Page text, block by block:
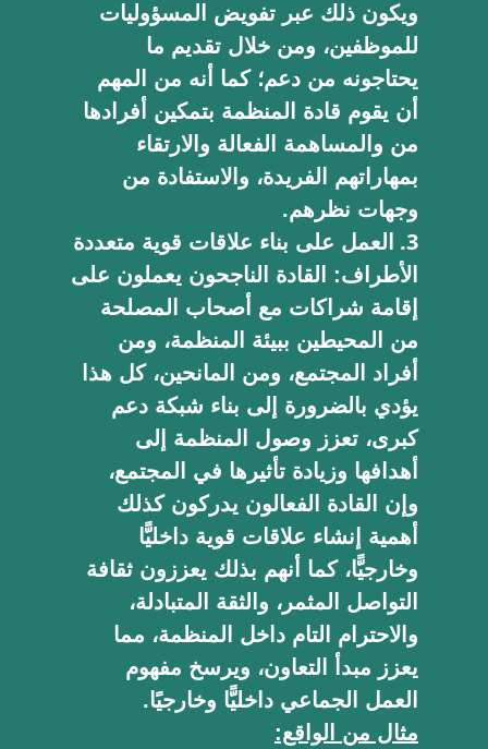
ويكون ذلك عبر تفويض المسؤوليات
للموظفين، ومن خلال تقديم ما
يحتاجونه من دعم؛ كما أنه من المهم
أن يقوم قادة المنظمة بتمكين أفرادها
من والمساهمة الفعالة والارتقاء
بمهاراتهم الفريدة، والاستفادة من
وجهات نظرهم.
العمل على بناء علاقات قوية متعددة
الأطراف: القادة الناجحون يعملون على
إقامة شراكات مع أصحاب المصلحة
من المحيطين ببيئة المنظمة، ومن
أفراد المجتمع، ومن المانحين، كل هذا
يؤدي بالضرورة إلى بناء شبكة دعم
كبرى، تعزز وصول المنظمة إلى
أهدافها وزيادة تأثيرها في المجتمع،
وإن القادة الفعالون يدركون كذلك
أهمية إنشاء علاقات قوية داخليًّا
وخارجيًّا، كما أنهم بذلك يعززون ثقافة
التواصل المثمر، والثقة المتبادلة،
والاحترام التام داخل المنظمة، مما
يعزز مبدأ التعاون، ويرسخ مفهوم
العمل الجماعي داخليًّا وخارجيًا.
مثال من الواقع: